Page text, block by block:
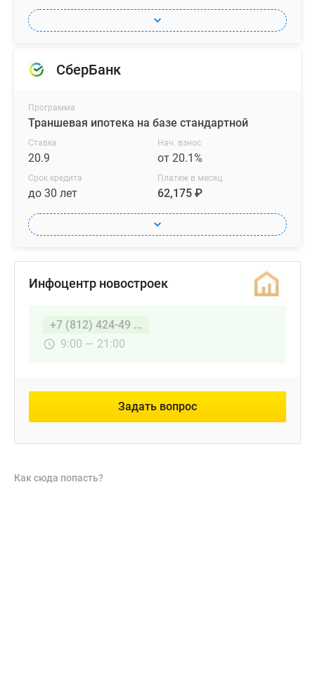
СберБанк
Программа
Траншевая ипотека на базе стандартной
Ставка
20.9
Нач. взнос
от 20.1%
Срок кредита
до 30 лет
Платеж в месяц
62,175 ₽
Инфоцентр новостроек
+7 (812) 424-49 ...
9:00 — 21:00
Задать вопрос
Как сюда попасть?